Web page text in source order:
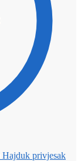
Hajduk privjesak